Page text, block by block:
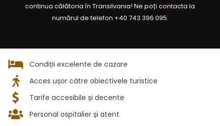
continua călătoria în Transilvania! Ne poți contacta la
numărul de telefon +40 743 396 095.
Condiții excelente de cazare
Acces ușor către obiectivele turistice
Tarife accesibile și decente
Personal ospitalier și atent